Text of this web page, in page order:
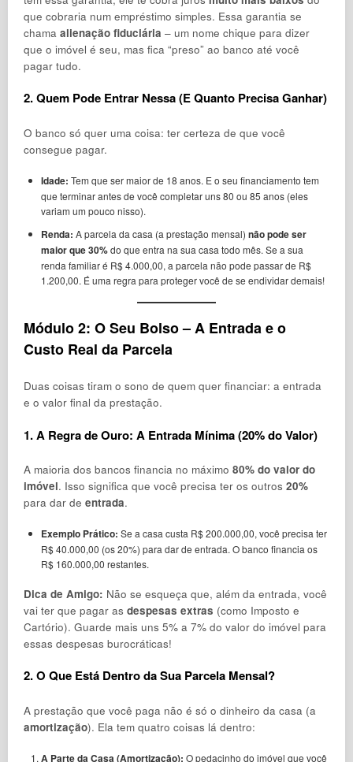
que cobraria num empréstimo simples. Essa garantia se
chama alienação fiduciária – um nome chique para dizer
que o imóvel é seu, mas fica “preso” ao banco até você
pagar tudo.
2. Quem Pode Entrar Nessa (E Quanto Precisa Ganhar)
O banco só quer uma coisa: ter certeza de que você
consegue pagar.
Idade: Tem que ser maior de 18 anos. E o seu financiamento tem
que terminar antes de você completar uns 80 ou 85 anos (eles
variam um pouco nisso).
Renda: A parcela da casa (a prestação mensal) não pode ser
maior que 30%do que entra na sua casa todo mês. Se a sua
renda familiar é R$ 4.000,00, a parcela não pode passar de R$
1.200,00. É uma regra para proteger você de se endividar demais!
Módulo 2: O Seu Bolso – A Entrada e o
Custo Real da Parcela
Duas coisas tiram o sono de quem quer financiar: a entrada
e o valor final da prestação.
1. A Regra de Ouro: A Entrada Mínima (20% do Valor)
A maioria dos bancos financia no máximo 80% do valor do
imóvel. Isso significa que você precisa ter os outros 20%
para dar de entrada.
Exemplo Prático: Se a casa custa R$ 200.000,00, você precisa ter
R$ 40.000,00 (os 20%) para dar de entrada. O banco financia os
R$ 160.000,00 restantes.
Dica de Amigo: Não se esqueça que, além da entrada, você
vai ter que pagar as despesas extras (como Imposto e
Cartório). Guarde mais uns 5% a 7% do valor do imóvel para
essas despesas burocráticas!
2. O Que Está Dentro da Sua Parcela Mensal?
A prestação que você paga não é só o dinheiro da casa (a
amortização). Ela tem quatro coisas lá dentro:
A Parte da Casa (Amortização): O pedacinho do imóvel que você